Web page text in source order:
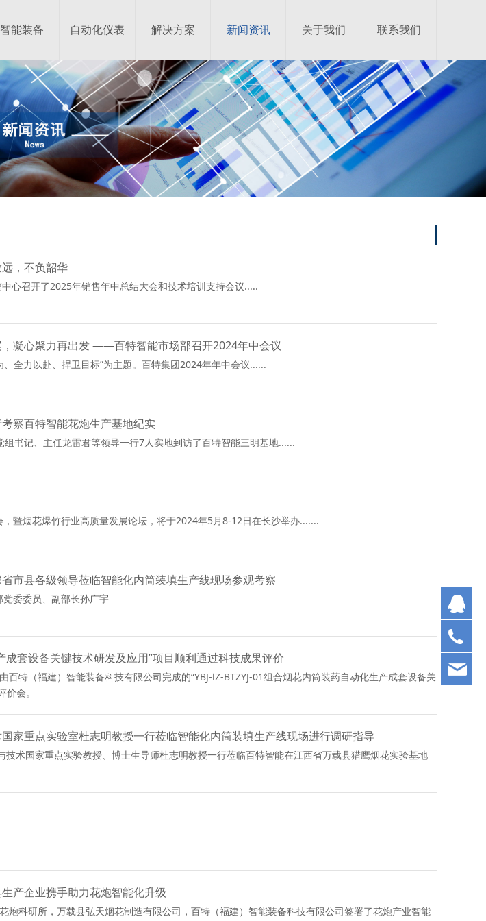
智能装备 自动化仪表 解决方案 新闻资讯 关于我们 联系我们
，不负韶华
心召开了2025年销售年中总结大会和技术培训支持会议.....
，凝心聚力再出发 ——百特智能市场部召开2024年中会议
全力以赴、捍卫目标”为主题。百特集团2024年年中会议......
察百特智能花炮生产基地纪实
书记、主任龙雷君等领导一行7人实地到访了百特智能三明基地......
暨烟花爆竹行业高质量发展论坛，将于2024年5月8-12日在长沙举办.......
市县各级领导莅临智能化内筒装填生产线现场参观考察
委委员、副部长孙广宇
成套设备关键技术研发及应用”项目顺利通过科技成果评价
特（福建）智能装备科技有限公司完成的“YBJ-ⅠZ-BTZYJ-01组合烟花内筒装药自动化生产成套设备关
会。
家重点实验室杜志明教授一行莅临智能化内筒装填生产线现场进行调研指导
技术国家重点实验教授、博士生导师杜志明教授一行莅临百特智能在江西省万载县猎鹰烟花实验基地
产企业携手助力花炮智能化升级
炮科研所，万载县弘天烟花制造有限公司，百特（福建）智能装备科技有限公司签署了花炮产业智能